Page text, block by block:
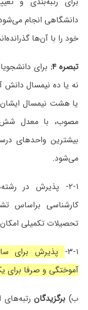
دانشگاهی انجام
خود را با آن‌ها
تبصره ۴:
نه یا ده نیمسال
یا هشت نیمسال
مصوب، با معدل شش
بیشترین واحدهای
می‌شود.
۲-۱- پذیرش در
کارشناسی براساس
تحصیلات تکمیلی
۳-۱-
پذیرش برای
آموختگی و صرفا برای
ب) برگزیدگانرتبه‌های